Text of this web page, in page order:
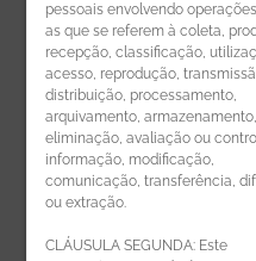
pessoais envolvendo
as que se referem à coleta,
recepção, classificação,
acesso, reprodução,
distribuição, processamento,
arquivamento, armazenamento,
eliminação, avaliação ou
informação, modificação,
comunicação, transferência,
ou extração.
CLÁUSULA SEGUNDA: Este
Receba